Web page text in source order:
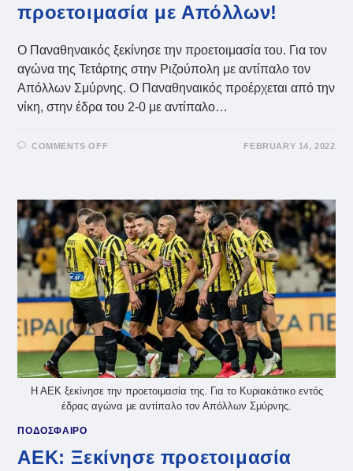
προετοιμασία με Απόλλων!
Ο Παναθηναικός ξεκίνησε την προετοιμασία του. Για τον
αγώνα της Τετάρτης στην Ριζούπολη με αντίπαλο τον
Απόλλων Σμύρνης. Ο Παναθηναικός προέρχεται από την
νίκη, στην έδρα του 2-0 με αντίπαλο…
COMMENTS OFF
ΑΠΌΛΛΩΝ!
FEBRUARY 14, 2022
Η ΑΕΚ ξεκίνησε την προετοιμασία της. Για το Κυριακάτικο εντός
έδρας αγώνα με αντίπαλο τον Απόλλων Σμύρνης.
ΠΟΔΟΣΦΑΙΡΟ
ΑΕΚ: Ξεκίνησε προετοιμασία